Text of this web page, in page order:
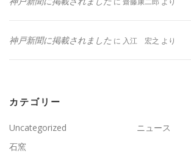
神戸新聞に掲載されました に 入江 宏之 より
カテゴリー
Uncategorized
ニュース
石窯